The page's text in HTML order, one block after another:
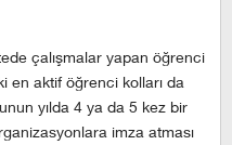
çalışmalar yapan öğrenci
en aktif öğrenci kolları da
yılda 4 ya da 5 kez bir
imza atması